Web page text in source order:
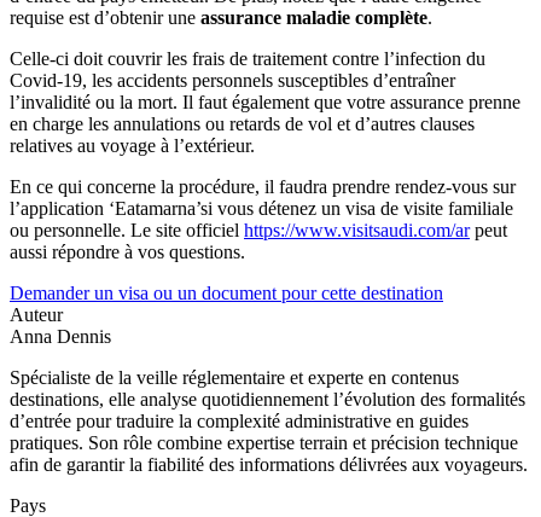
requise est d’obtenir une assurance maladie complète.
Celle-ci doit couvrir les frais de traitement contre l’infection du
Covid-19, les accidents personnels susceptibles d’entraîner
l’invalidité ou la mort. Il faut également que votre assurance prenne
en charge les annulations ou retards de vol et d’autres clauses
relatives au voyage à l’extérieur.
En ce qui concerne la procédure, il faudra prendre rendez-vous sur
l’application ‘Eatamarna’si vous détenez un visa de visite familiale
ou personnelle. Le site officiel https://www.visitsaudi.com/arpeut
aussi répondre à vos questions.
Demander un visa ou un document pour cette destination
Auteur
Anna Dennis
Spécialiste de la veille réglementaire et experte en contenus
destinations, elle analyse quotidiennement l’évolution des formalités
d’entrée pour traduire la complexité administrative en guides
pratiques. Son rôle combine expertise terrain et précision technique
afin de garantir la fiabilité des informations délivrées aux voyageurs.
Pays